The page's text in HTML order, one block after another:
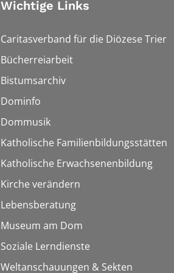
Wichtige Links
Caritasverband für die Diözese Trier
Bücherreiarbeit
Bistumsarchiv
Dominfo
Dommusik
Katholische Familienbildungsstätten
Katholische Erwachsenenbildung
Kirche verändern
Lebensberatung
Museum am Dom
Soziale Lerndienste
Weltanschauungen & Sekten